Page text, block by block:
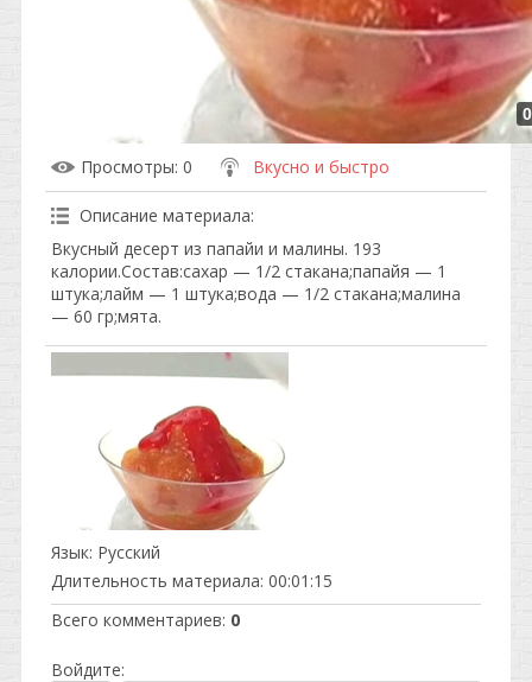
Просмотры: 0 Вкусно и быстро
Описание материала:
Вкусный десерт из папайи и малины. 193
калории.Состав:сахар — 1/2 стакана;папайя — 1
штука;лайм — 1 штука;вода — 1/2 стакана;малина
— 60 гр;мята.
Язык: Русский
Длительность материала: 00:01:15
Всего комментариев: 0
Войдите: